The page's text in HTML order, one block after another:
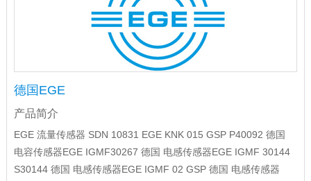
德国EGE
产品简介
EGE 流量传感器 SDN 10831 EGE KNK 015 GSP P40092 德国
电容传感器EGE IGMF30267 德国 电感传感器EGE IGMF 30144
S30144 德国 电感传感器EGE IGMF 02 GSP 德国 电感传感器